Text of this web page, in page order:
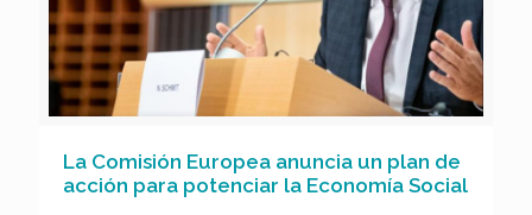
La Comisión Europea anuncia un plan de
acción para potenciar la Economía Social